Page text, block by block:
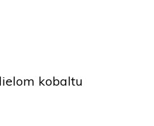
kobaltu